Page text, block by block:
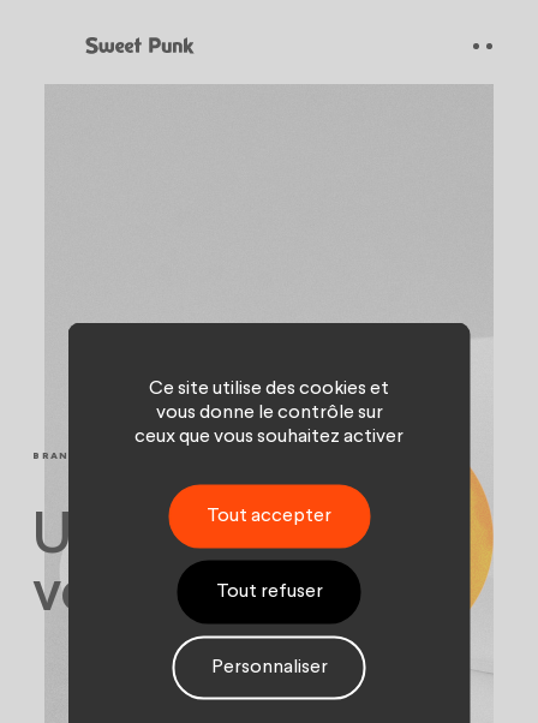
BRAND CONTENT
Une vitrine pour
vos contenus
Ce site utilise des cookies et
vous donne le contrôle sur
ceux que vous souhaitez activer
Tout accepter
Tout refuser
Personnaliser